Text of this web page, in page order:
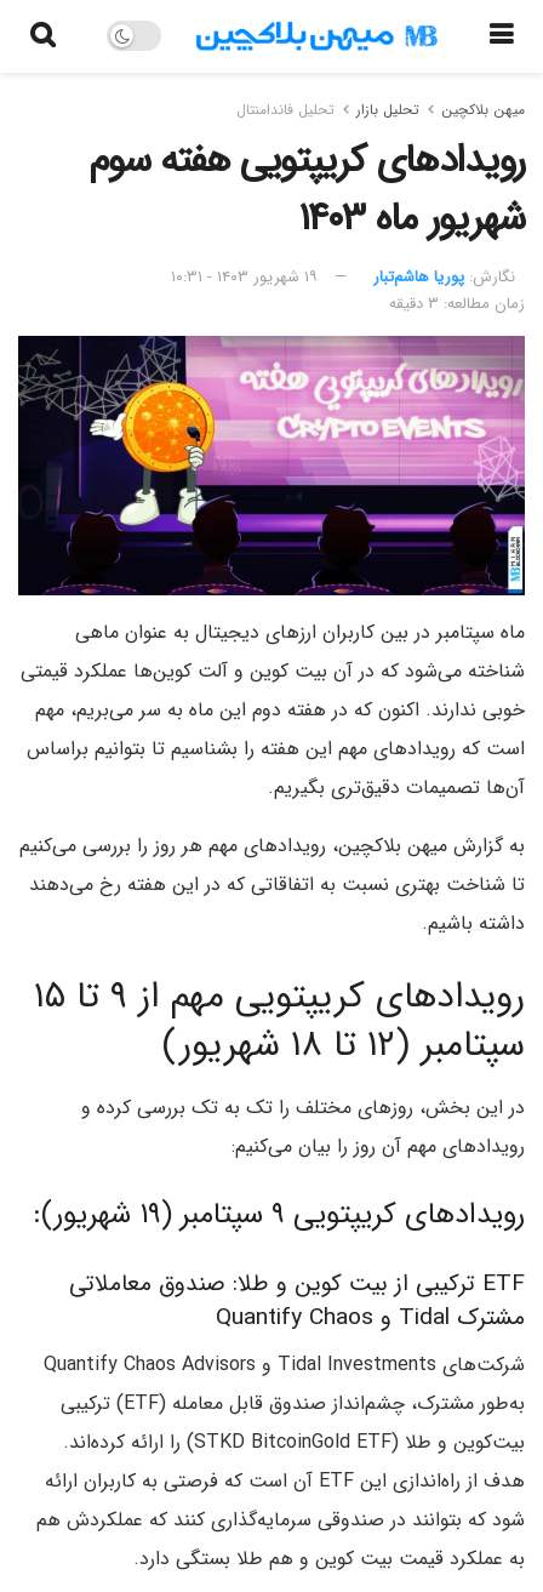
میهن بلاکچین تحلیل بازار تحلیل فاندامنتال
رویدادهای کریپتویی هفته سوم
شهریور ماه ۱۴۰۳
نگارش:‌ پوریا هاشم‌تبار
۱۹ شهریور ۱۴۰۳ - ۱۰:۳۱
زمان مطالعه: ۳ دقیقه
ماه سپتامبر در بین کاربران ارزهای دیجیتال به عنوان ماهی
شناخته می‌شود که در آن بیت کوین و آلت کوین‌ها عملکرد قیمتی
خوبی ندارند. اکنون که در هفته دوم این ماه به سر می‌بریم، مهم
است که رویدادهای مهم این هفته را بشناسیم تا بتوانیم براساس
آن‌ها تصمیمات دقیق‌تری بگیریم.
به گزارش میهن بلاکچین، رویدادهای مهم هر روز را بررسی می‌کنیم
تا شناخت بهتری نسبت به اتفاقاتی که در این هفته رخ می‌دهند
داشته باشیم.
رویدادهای کریپتویی مهم از ۹ تا ۱۵
سپتامبر (۱۲ تا ۱۸ شهریور)
در این بخش، روزهای مختلف را تک به تک بررسی کرده و
رویدادهای مهم آن روز را بیان می‌کنیم:
رویدادهای کریپتویی ۹ سپتامبر (۱۹ شهریور):
ETF ترکیبی از بیت کوین و طلا: صندوق معاملاتی
مشترک Tidal و Quantify Chaos
شرکت‌های Tidal Investments و Quantify Chaos Advisors
به‌طور مشترک، چشم‌انداز صندوق قابل معامله (ETF) ترکیبی
بیت‌کوین و طلا (STKD BitcoinGold ETF) را ارائه کرده‌اند.
هدف از راه‌اندازی این ETF آن است که فرصتی به کاربران ارائه
شود که بتوانند در صندوقی سرمایه‌گذاری کنند که عملکردش هم
به عملکرد قیمت بیت کوین و هم طلا بستگی دارد.